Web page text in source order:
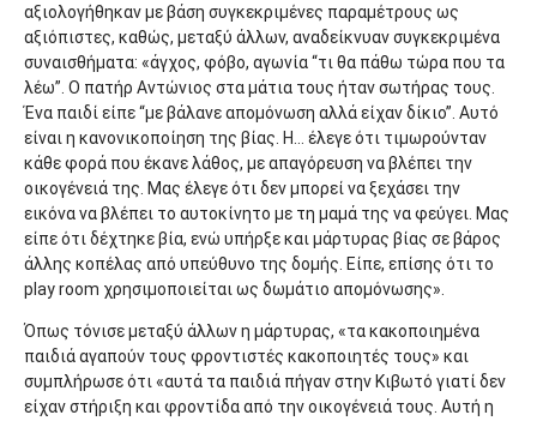
αξιολογήθηκαν με βάση συγκεκριμένες παραμέτρους ως
αξιόπιστες, καθώς, μεταξύ άλλων, αναδείκνυαν συγκεκριμένα
συναισθήματα: «άγχος, φόβο, αγωνία “τι θα πάθω τώρα που τα
λέω”. Ο πατήρ Αντώνιος στα μάτια τους ήταν σωτήρας τους.
Ένα παιδί είπε “με βάλανε απομόνωση αλλά είχαν δίκιο”. Αυτό
είναι η κανονικοποίηση της βίας. Η… έλεγε ότι τιμωρούνταν
κάθε φορά που έκανε λάθος, με απαγόρευση να βλέπει την
οικογένειά της. Μας έλεγε ότι δεν μπορεί να ξεχάσει την
εικόνα να βλέπει το αυτοκίνητο με τη μαμά της να φεύγει. Μας
είπε ότι δέχτηκε βία, ενώ υπήρξε και μάρτυρας βίας σε βάρος
άλλης κοπέλας από υπεύθυνο της δομής. Είπε, επίσης ότι το
play room χρησιμοποιείται ως δωμάτιο απομόνωσης».
Όπως τόνισε μεταξύ άλλων η μάρτυρας, «τα κακοποιημένα
παιδιά αγαπούν τους φροντιστές κακοποιητές τους» και
συμπλήρωσε ότι «αυτά τα παιδιά πήγαν στην Κιβωτό γιατί δεν
είχαν στήριξη και φροντίδα από την οικογένειά τους. Αυτή η